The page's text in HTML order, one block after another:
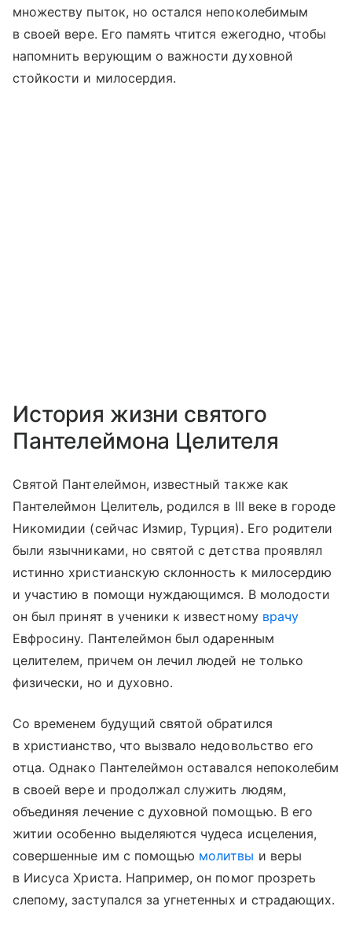
множеству пыток, но остался непоколебимым
в своей вере. Его память чтится ежегодно, чтобы
напомнить верующим о важности духовной
стойкости и милосердия.
История жизни святого
Пантелеймона Целителя
Святой Пантелеймон, известный также как
Пантелеймон Целитель, родился в III веке в городе
Никомидии (сейчас Измир, Турция). Его родители
были язычниками, но святой с детства проявлял
истинно христианскую склонность к милосердию
и участию в помощи нуждающимся. В молодости
он был принят в ученики к известному врачу
Евфросину. Пантелеймон был одаренным
целителем, причем он лечил людей не только
физически, но и духовно.
Со временем будущий святой обратился
в христианство, что вызвало недовольство его
отца. Однако Пантелеймон оставался непоколебим
в своей вере и продолжал служить людям,
объединяя лечение с духовной помощью. В его
житии особенно выделяются чудеса исцеления,
совершенные им с помощью молитвы и веры
в Иисуса Христа. Например, он помог прозреть
слепому, заступался за угнетенных и страдающих.